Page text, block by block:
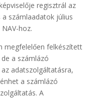
regisztrál az
a számlaadatok július
hoz.
megfelelően felkészített
a számlázó
adatszolgáltatásra,
a számlázó
A